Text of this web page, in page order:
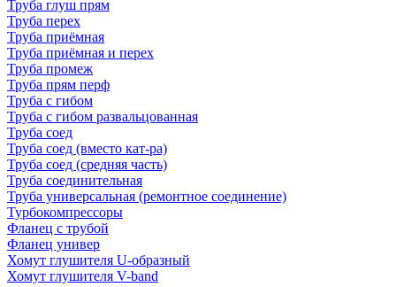
Труба глуш прям
Труба перех
Труба приёмная
Труба приёмная и перех
Труба промеж
Труба прям перф
Труба с гибом
Труба с гибом развальцованная
Труба соед
Труба соед (вместо кат-ра)
Труба соед (средняя часть)
Труба соединительная
Труба универсальная (ремонтное соединение)
Турбокомпрессоры
Фланец с трубой
Фланец универ
Хомут глушителя U-образный
Хомут глушителя V-band